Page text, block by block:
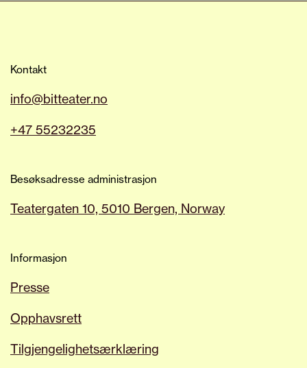
Sentralbadet Scenekunsthus. Selv om
inviterer vi nysgjerrige publikummere til
å bli med når vi prøver ut det nye huset
vårt. Endringer og justeringer kan
Les mer om TESTIVAL
Kontakt
info@bitteater.no
+47 55232235
Besøksadresse administrasjon
Teatergaten 10, 5010 Bergen, Norway
Informasjon
Presse
Opphavsrett
Tilgjengelighetsærklæring